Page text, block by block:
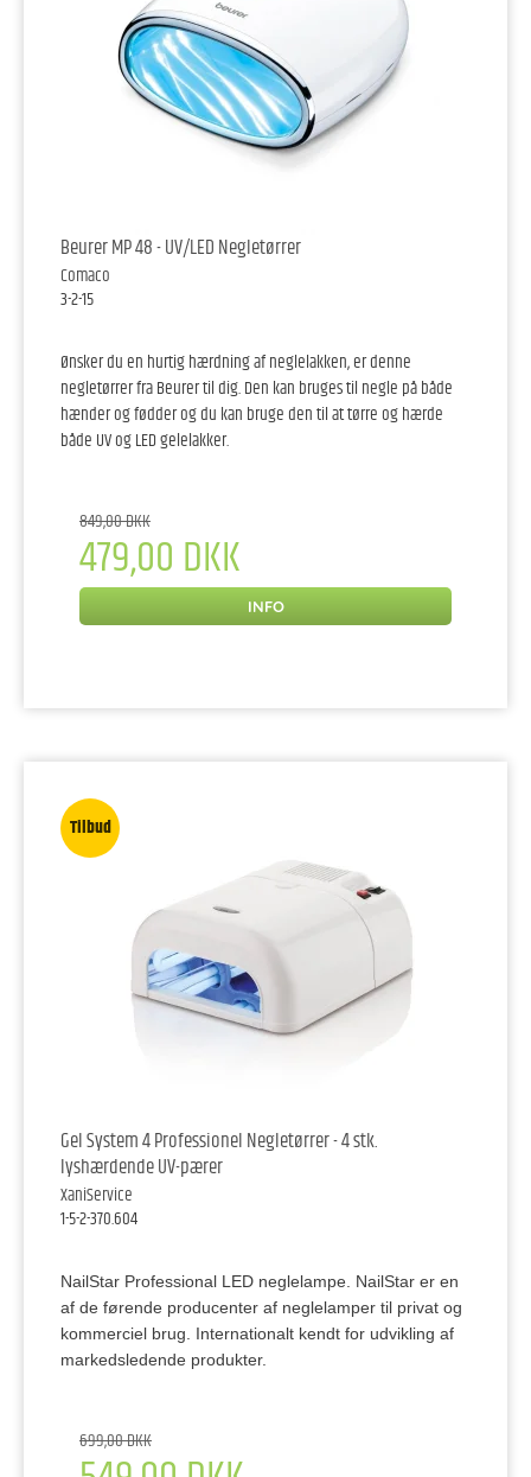
Beurer MP 48 - UV/LED Negletørrer
Comaco
3-2-15
Ønsker du en hurtig hærdning af neglelakken, er denne
negletørrer fra Beurer til dig. Den kan bruges til negle på både
hænder og fødder og du kan bruge den til at tørre og hærde
både UV og LED gelelakker.
849,00 DKK
479,00 DKK
INFO
Tilbud
Gel System 4 Professionel Negletørrer - 4 stk.
lyshærdende UV-pærer
XaniService
1-5-2-370.604
NailStar Professional LED neglelampe. NailStar er en
af de førende producenter af neglelamper til privat og
kommerciel brug. Internationalt kendt for udvikling af
markedsledende produkter.
699,00 DKK